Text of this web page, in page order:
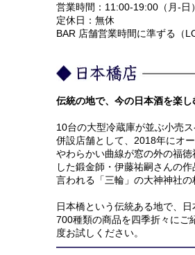
営業時間：11:00-19:00（月-日
定休日：無休
BAR 店舗営業時間に準ずる（
伝統の地で、今の日本酒を楽し
10台の大型冷蔵庫が並ぶ小売
併設店舗として、2018年にオ
やわらかい曲線が窓の外の福
した鍛金師・伊藤祐嗣さんの
言われる「三輪」の大神神社
日本橋という伝統ある地で、
700種類の商品を四季折々にご
度お試しください。